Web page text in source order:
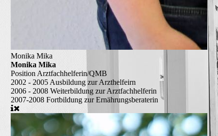
Monika Mika
Monika Mika
Position Arztfachhelferin/QMB
2002 - 2005 Ausbildung zur Arzthelfeirn
2006 - 2008Weiterbildung zur Arztfachhelferin
2007-2008Fortbildung zur Ernährungsberaterin